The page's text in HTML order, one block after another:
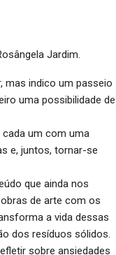
Jardim.
mas indico um passeio
uma possibilidade de
cada um com uma
e, juntos, tornar-se
que ainda nos
de arte com os
a vida dessas
dos resíduos sólidos.
sobre ansiedades